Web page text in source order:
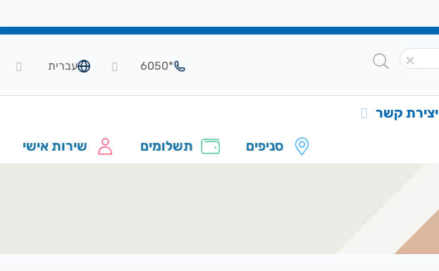
עברית *6050
יצירת קשר
סניפים תשלומים שירות אישי